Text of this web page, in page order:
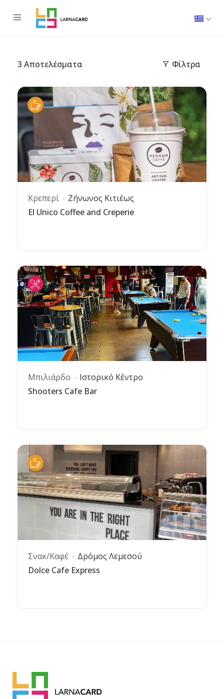
3 Αποτελέσματα Φίλτρα
Κρεπερί
Ζήνωνος Κιτιέως
El Unico Coffee and Creperie
Μπιλιάρδο
Ιστορικό Κέντρο
Shooters Cafe Bar
Σνακ/Καφέ
Δρόμος Λεμεσού
Dolce Cafe Express